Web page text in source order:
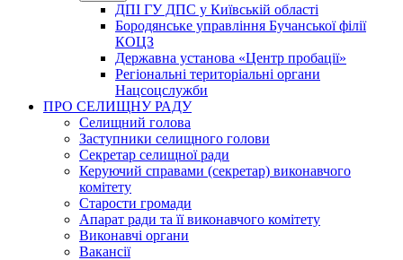
ДПІ ГУ ДПС у Київській області
Бородянське управління Бучанської філії
КОЦЗ
Державна установа «Центр пробації»
Регіональні територіальні органи
Нацсоцслужби
ПРО СЕЛИЩНУ РАДУ
Селищний голова
Заступники селищного голови
Секретар селищної ради
Керуючий справами (секретар) виконавчого
комітету
Старости громади
Апарат ради та її виконавчого комітету
Виконавчі органи
Вакансії